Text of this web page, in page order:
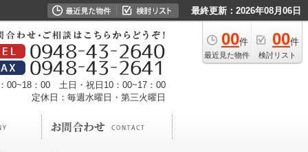
最終更新：2026年08月06日
00件
最近見た物件
00件
検討リスト
00~18：00 土日・祝日10：00~17：00
定休日：毎週水曜日・第三火曜日